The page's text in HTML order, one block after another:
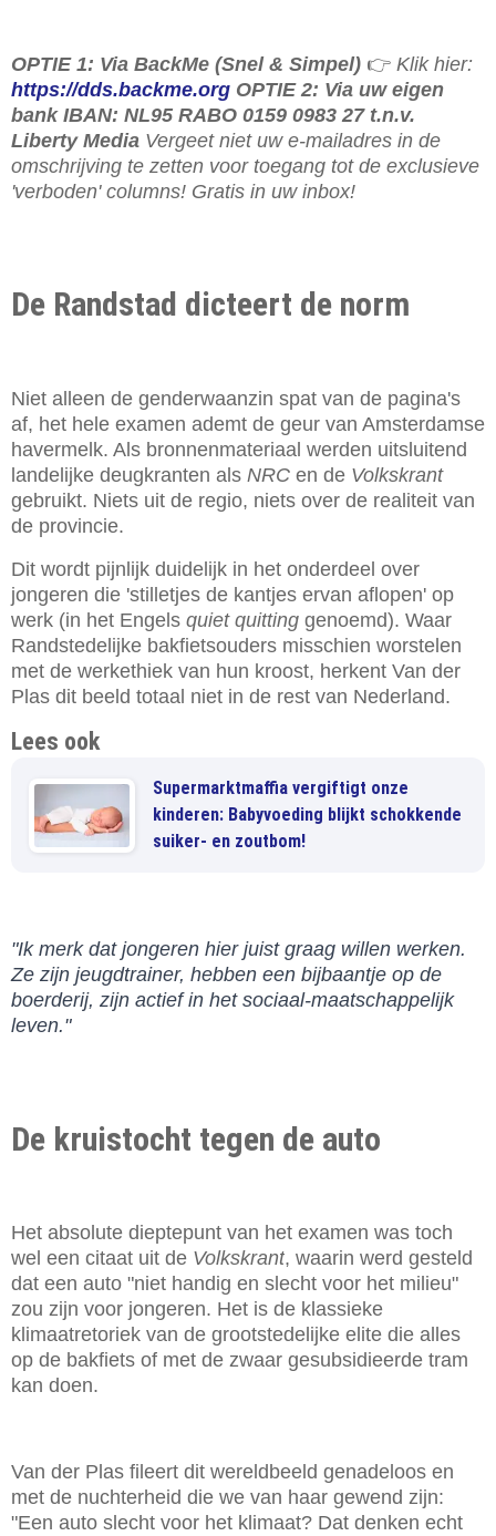
OPTIE 1: Via BackMe (Snel & Simpel) 👉 Klik hier:
https://dds.backme.org OPTIE 2: Via uw eigen
bank IBAN: NL95 RABO 0159 0983 27 t.n.v.
Liberty Media Vergeet niet uw e-mailadres in de
omschrijving te zetten voor toegang tot de exclusieve
'verboden' columns! Gratis in uw inbox!
De Randstad dicteert de norm
Niet alleen de genderwaanzin spat van de pagina's
af, het hele examen ademt de geur van Amsterdamse
havermelk. Als bronnenmateriaal werden uitsluitend
landelijke deugkranten als NRC en de Volkskrant
gebruikt. Niets uit de regio, niets over de realiteit van
de provincie.
Dit wordt pijnlijk duidelijk in het onderdeel over
jongeren die 'stilletjes de kantjes ervan aflopen' op
werk (in het Engels quiet quitting genoemd). Waar
Randstedelijke bakfietsouders misschien worstelen
met de werkethiek van hun kroost, herkent Van der
Plas dit beeld totaal niet in de rest van Nederland.
Lees ook
Supermarktmaffia vergiftigt onze
kinderen: Babyvoeding blijkt schokkende
suiker- en zoutbom!
"Ik merk dat jongeren hier juist graag willen werken.
Ze zijn jeugdtrainer, hebben een bijbaantje op de
boerderij, zijn actief in het sociaal-maatschappelijk
leven."
De kruistocht tegen de auto
Het absolute dieptepunt van het examen was toch
wel een citaat uit de Volkskrant, waarin werd gesteld
dat een auto "niet handig en slecht voor het milieu"
zou zijn voor jongeren. Het is de klassieke
klimaatretoriek van de grootstedelijke elite die alles
op de bakfiets of met de zwaar gesubsidieerde tram
kan doen.
Van der Plas fileert dit wereldbeeld genadeloos en
met de nuchterheid die we van haar gewend zijn:
"Een auto slecht voor het klimaat? Dat denken echt